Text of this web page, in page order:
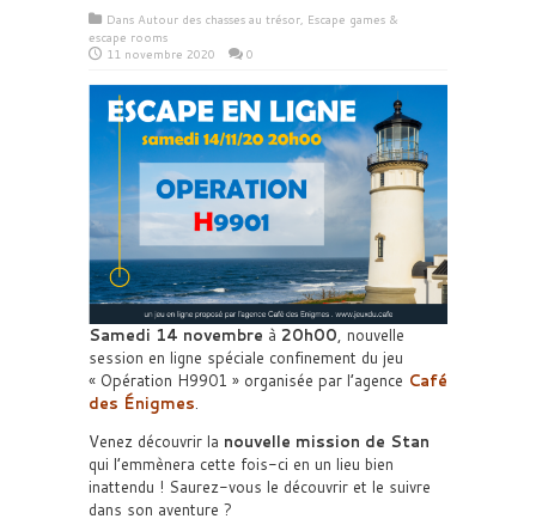
Dans Autour des chasses au trésor, Escape games &
escape rooms
11 novembre 2020
0
Samedi 14 novembre à 20h00, nouvelle
session en ligne spéciale confinement du jeu
« Opération H9901 » organisée par l’agence Café
des Énigmes.
Venez découvrir la nouvelle mission de Stan
qui l’emmènera cette fois-ci en un lieu bien
inattendu ! Saurez-vous le découvrir et le suivre
dans son aventure ?